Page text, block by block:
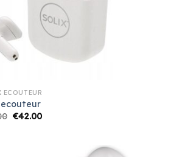
ECOUTEUR
€42.00